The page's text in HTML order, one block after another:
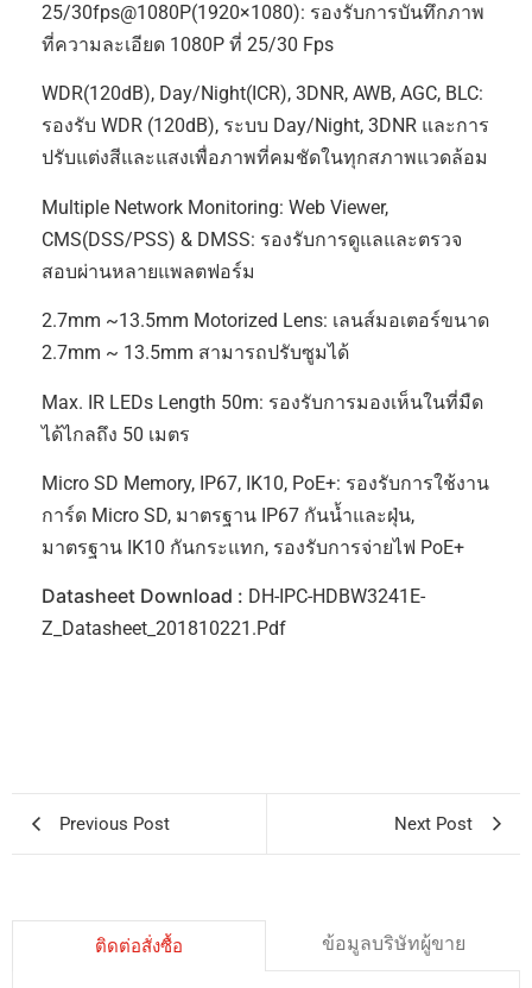
25/30fps@1080P(1920×1080): รองรับการบันทึกภาพ
ที่ความละเอียด 1080P ที่ 25/30 Fps
WDR(120dB), Day/Night(ICR), 3DNR, AWB, AGC, BLC:
รองรับ WDR (120dB), ระบบ Day/Night, 3DNR และการ
ปรับแต่งสีและแสงเพื่อภาพที่คมชัดในทุกสภาพแวดล้อม
Multiple Network Monitoring: Web Viewer,
CMS(DSS/PSS) & DMSS: รองรับการดูแลและตรวจ
สอบผ่านหลายแพลตฟอร์ม
2.7mm ~13.5mm Motorized Lens: เลนส์มอเตอร์ขนาด
2.7mm ~ 13.5mm สามารถปรับซูมได้
Max. IR LEDs Length 50m: รองรับการมองเห็นในที่มืด
ได้ไกลถึง 50 เมตร
Micro SD Memory, IP67, IK10, PoE+: รองรับการใช้งาน
การ์ด Micro SD, มาตรฐาน IP67 กันน้ำและฝุ่น,
มาตรฐาน IK10 กันกระแทก, รองรับการจ่ายไฟ PoE+
Datasheet Download : DH-IPC-HDBW3241E-
Z_Datasheet_201810221.pdf
Previous Post Next Post
ติดต่อสั่งซื้อ ข้อมูลบริษัทผู้ขาย